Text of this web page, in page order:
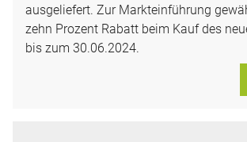
ausgeliefert. Zur Markteinführung
zehn Prozent Rabatt beim Kauf des
bis zum 30.06.2024.